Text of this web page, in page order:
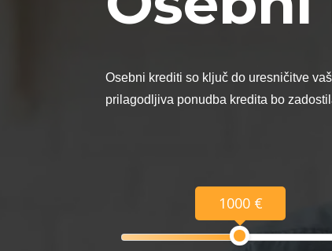
Osebni krediti so ključ do uresničitve
prilagodljiva ponudba kredita bo
1000 €